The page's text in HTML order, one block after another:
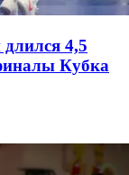
4,5
Кубка